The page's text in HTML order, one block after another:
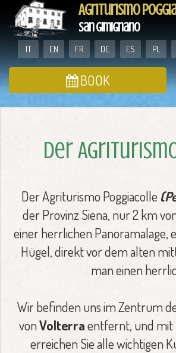
Agriturismo
San Gimignano
IT EN FR DE ES PL
BOOK
Der
Der Agriturismo Poggiacolle
der Provinz Siena, nur 2 km
einer herrlichen Panoramalage,
Hügel, direkt vor dem alten
man einen
Wir befinden uns im Zentrum
vonVolterraentfernt, und mit
erreichen Sie alle wichtigen